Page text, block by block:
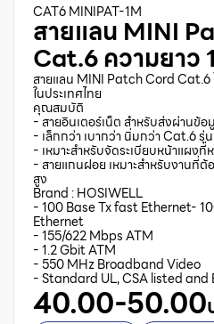
CAT6 MINIPAT-1M
สายแลน MINI
Cat.6 ความยาว
สายแลน MINI Patch Cord Cat.6
ในประเทศไทย
คุณสมบัติ
- สายอินเตอร์เน็ต สำหรับส่งผ่านข้
- เล็กกว่า เบากว่า นิ่มกว่า Cat.6
- เหมาะสำหรับจัดระเบียบหน้าแผง
- สายแกนฝอย เหมาะสำหรับงานที่
สูง
Brand : HOSIWELL
- 100 Base Tx fast Ethernet-
Ethernet
- 155/622 Mbps ATM
- 1.2 Gbit ATM
- 550 MHz Broadband Video
- Standard UL, CSA listed and
40.00-50.00